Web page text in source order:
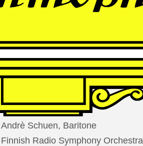
THOMAS
LARCHER
Die Nacht der Verlorenen
Andrè Schuen, Baritone
Finnish Radio Symphony Orchestra